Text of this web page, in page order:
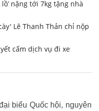
nặng tới 7kg tặng nhà
Lê Thanh Thản chỉ nộp
cấm dịch vụ đi xe
biểu Quốc hội, nguyên